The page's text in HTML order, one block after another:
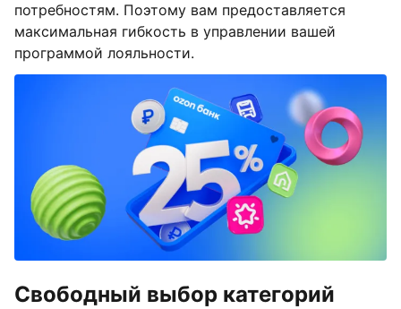
потребностям. Поэтому вам предоставляется
максимальная гибкость в управлении вашей
программой лояльности.
Свободный выбор категорий